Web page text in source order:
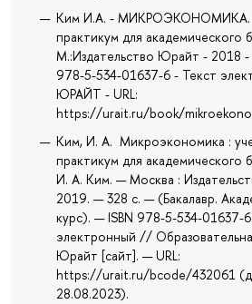
Ким И.А. - МИКРОЭКОНОМИКА.
практикум для академического
М.:Издательство Юрайт - 2018 -
978-5-534-01637-6 - Текст
ЮРАЙТ - URL:
https://urait.ru/book/
Ким, И. А. Микроэкономика :
практикум для академического
И. А. Ким. — Москва :
2019. — 328 с. — (Бакалавр.
курс). — ISBN 978-5-534-01637-
электронный //
Юрайт [сайт]. — URL:
https://urait.ru/bcode/432061
28.08.2023).